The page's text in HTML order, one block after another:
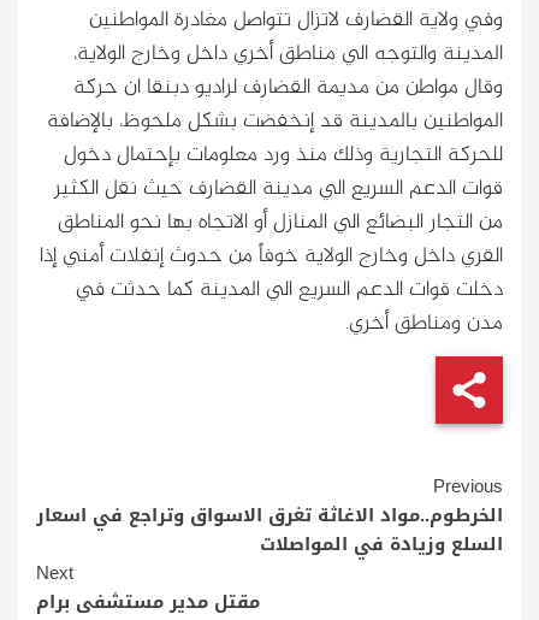
وفي ولاية القضارف لاتزال تتواصل مغادرة المواطنين
المدينة والتوجه الي مناطق أخري داخل وخارج الولاية،
وقال مواطن من مديمة القضارف لراديو دبنقا ان حركة
المواطنين بالمدينة قد إنخفضت بشكل ملحوظ، بالإضافة
للحركة التجارية وذلك منذ ورد معلومات بإحتمال دخول
قوات الدعم السريع الي مدينة القضارف حيث نقل الكثير
من التجار البضائع الي المنازل أو الاتجاه بها نحو المناطق
القري داخل وخارج الولاية خوفاً من حدوث إنفلات أمني إذا
دخلت قوات الدعم السريع الي المدينة كما حدثت في
مدن ومناطق أخري.
Continue
Reading
Previous
الخرطوم..مواد الاغاثة تغرق الاسواق وتراجع في اسعار
السلع وزيادة في المواصلات
Next
مقتل مدير مستشفى برام